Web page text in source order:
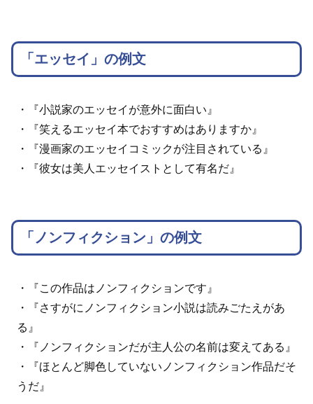
「エッセイ」の例文
・『小説家のエッセイが意外に面白い』
・『笑えるエッセイ本でおすすめはありますか』
・『漫画家のエッセイコミックが注目されている』
・『彼女は美人エッセイストとして有名だ』
「ノンフィクション」の例文
・『この作品はノンフィクションです』
・『さすがにノンフィクション小説は読みごたえがあ
る』
・『ノンフィクションだが主人公の名前は変えてある』
・『ほとんど脚色していないノンフィクション作品だそ
うだ』